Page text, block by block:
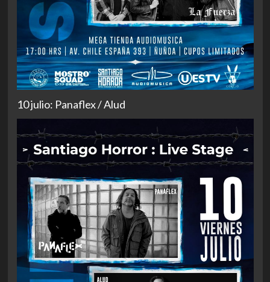
10 julio: Panaflex / Alud